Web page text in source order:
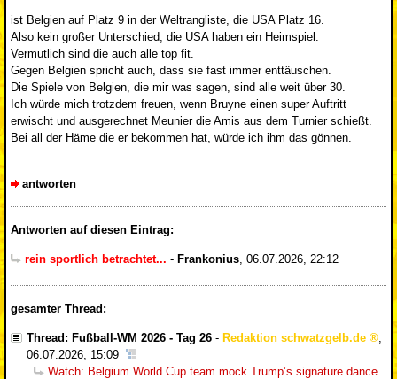
ist Belgien auf Platz 9 in der Weltrangliste, die USA Platz 16.
Also kein großer Unterschied, die USA haben ein Heimspiel.
Vermutlich sind die auch alle top fit.
Gegen Belgien spricht auch, dass sie fast immer enttäuschen.
Die Spiele von Belgien, die mir was sagen, sind alle weit über 30.
Ich würde mich trotzdem freuen, wenn Bruyne einen super Auftritt
erwischt und ausgerechnet Meunier die Amis aus dem Turnier schießt.
Bei all der Häme die er bekommen hat, würde ich ihm das gönnen.
antworten
Antworten auf diesen Eintrag:
rein sportlich betrachtet... - Frankonius, 06.07.2026, 22:12
gesamter Thread:
Thread: Fußball-WM 2026 - Tag 26 - Redaktion schwatzgelb.de
06.07.2026, 15:09
Watch: Belgium World Cup team mock Trump’s signature dance